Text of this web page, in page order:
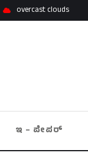
overcast clouds
ಇ – ಪೇಪರ್